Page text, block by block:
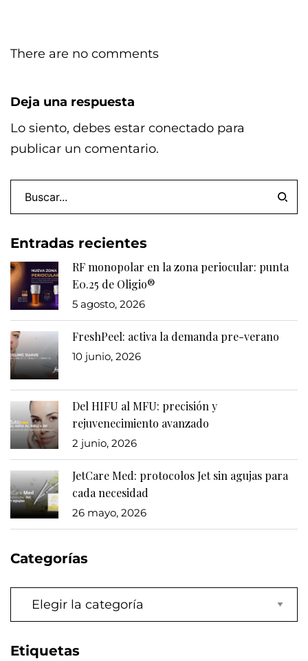
There are no comments
Deja una respuesta
Lo siento, debes estar conectado para
publicar un comentario.
Entradas recientes
RF monopolar en la zona periocular: punta
E0.25 de Oligio®
5 agosto, 2026
FreshPeel: activa la demanda pre-verano
10 junio, 2026
Del HIFU al MFU: precisión y
rejuvenecimiento avanzado
2 junio, 2026
JetCare Med: protocolos Jet sin agujas para
cada necesidad
26 mayo, 2026
Categorías
Categorías
Etiquetas